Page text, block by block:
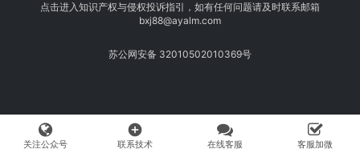
点击进入知识产权与侵权投诉指引，如有任何问题请及时联系邮箱
bxj88@ayalm.com
苏公网安备 32010502010369号
关注公众号
add_circle
联系技术 在线客服 客服加微